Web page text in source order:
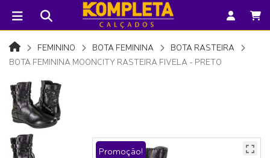
FEMININO BOTA FEMININA
BOTA RASTEIRA
BOTA FEMININA MOONCITY RASTEIRA FIVELA - PRETO
Promoção!